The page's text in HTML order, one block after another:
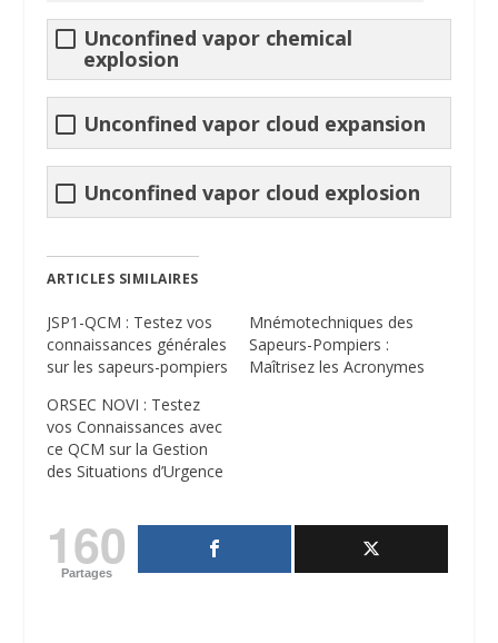
Unconfined vapor chemical
explosion
Unconfined vapor cloud expansion
Unconfined vapor cloud explosion
ARTICLES SIMILAIRES
JSP1-QCM : Testez vos
connaissances générales
sur les sapeurs-pompiers
Mnémotechniques des
Sapeurs-Pompiers :
Maîtrisez les Acronymes
ORSEC NOVI : Testez
vos Connaissances avec
ce QCM sur la Gestion
des Situations d’Urgence
160
Partages